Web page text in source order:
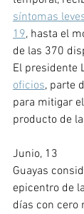
síntomas
19, hasta el
de las 370
El presidente
oficios, parte
para mitigar
producto de
Junio, 13
Guayas
epicentro de
días con cero